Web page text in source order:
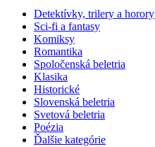
Detektívky, trilery a horory
Sci-fi a fantasy
Komiksy
Romantika
Spoločenská beletria
Klasika
Historické
Slovenská beletria
Svetová beletria
Poézia
Ďalšie kategórie